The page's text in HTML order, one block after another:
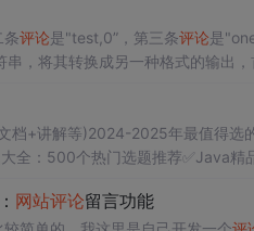
评论是"test,0”，第三条评论是
串，将其转换成另一种格式的输出
文档+讲解等)2024-2025年最值得选
全：500个热门选题推荐✅Java
网站评论留言功能